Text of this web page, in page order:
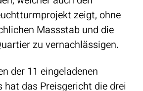
zeigt, ohne
Massstab und die
zu vernachlässigen.
der 11 eingeladenen
das Preisgericht die drei